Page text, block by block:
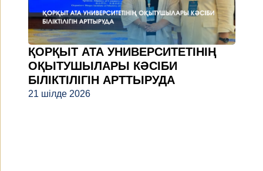
ҚОРҚЫТ АТА УНИВЕРСИТЕТІНІҢ
ОҚЫТУШЫЛАРЫ КӘСІБИ
БІЛІКТІЛІГІН АРТТЫРУДА
21 шілде 2026